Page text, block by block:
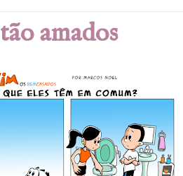
amados